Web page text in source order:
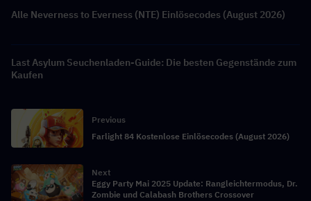
Alle Neverness to Everness (NTE) Einlösecodes (August 2026)
Last Asylum Seuchenladen-Guide: Die besten Gegenstände zum
Kaufen
Previous
Farlight 84 Kostenlose Einlösecodes (August 2026)
Next
Eggy Party Mai 2025 Update: Rangleichtermodus, Dr.
Zombie und Calabash Brothers Crossover